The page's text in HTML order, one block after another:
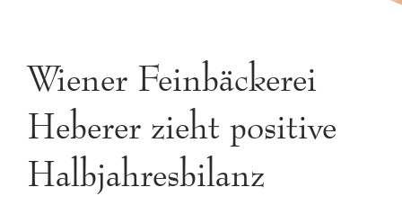
Wiener Feinbäckerei
Heberer zieht positive
Halbjahresbilanz